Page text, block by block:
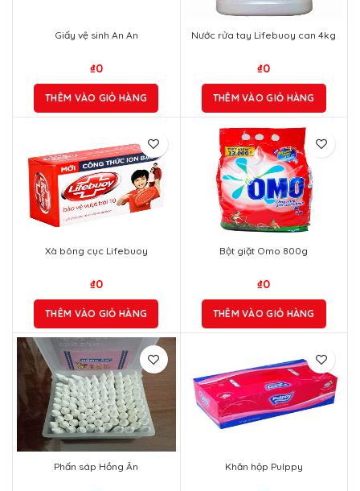
Giấy vệ sinh An An
₫0
THÊM VÀO GIỎ HÀNG
Nước rửa tay Lifebuoy can 4kg
₫0
THÊM VÀO GIỎ HÀNG
Xà bông cục Lifebuoy
₫0
THÊM VÀO GIỎ HÀNG
Bột giặt Omo 800g
₫0
THÊM VÀO GIỎ HÀNG
Phấn sáp Hồng Ân Khăn hộp Pulppy